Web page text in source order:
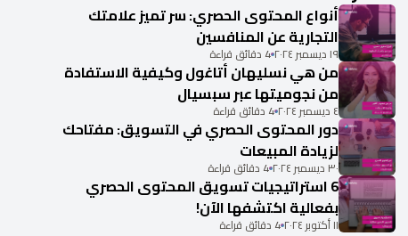
أنواع المحتوى الحصري: سر تميز علامتك
التجارية عن المنافسين
١٩ ديسمبر ٢٠٢٤ 4 دقائق قراءة
من هي نسليهان أتاغول وكيفية الاستفادة
من نجوميتها عبر سبسيال
٤ ديسمبر ٢٠٢٤ 4 دقائق قراءة
دور المحتوى الحصري في التسويق: مفتاحك
لزيادة المبيعات
٣٠ ديسمبر ٢٠٢٤ 4 دقائق قراءة
6 استراتيجيات تسويق المحتوى الحصري
بفعالية اكتشفها الآن!
١١ أكتوبر ٢٠٢٤ 4 دقائق قراءة